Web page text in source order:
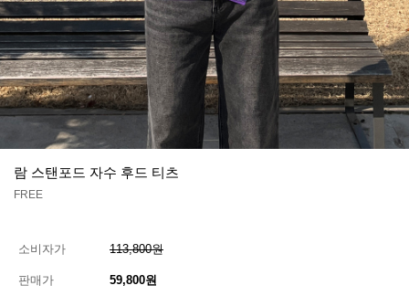
람 스탠포드 자수 후드 티츠
FREE
소비자가 113,800원
판매가 59,800원